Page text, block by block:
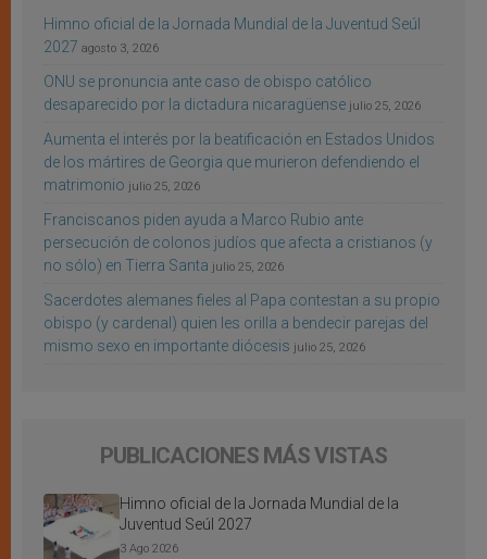
Himno oficial de la Jornada Mundial de la Juventud Seúl
2027 agosto 3, 2026
ONU se pronuncia ante caso de obispo católico
desaparecido por la dictadura nicaragüense julio 25, 2026
Aumenta el interés por la beatificación en Estados Unidos
de los mártires de Georgia que murieron defendiendo el
matrimonio julio 25, 2026
Franciscanos piden ayuda a Marco Rubio ante
persecución de colonos judíos que afecta a cristianos (y
no sólo) en Tierra Santa julio 25, 2026
Sacerdotes alemanes fieles al Papa contestan a su propio
obispo (y cardenal) quien les orilla a bendecir parejas del
mismo sexo en importante diócesis julio 25, 2026
PUBLICACIONES MÁS VISTAS
Himno oficial de la Jornada Mundial de la
Juventud Seúl 2027
3 Ago 2026